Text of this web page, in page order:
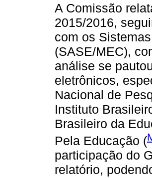
A Comissão
2015/2016,
com os
(SASE/MEC),
análise se
eletrônicos,
Nacional de
Instituto
Brasileiro da
Pela Educação (
participação do
relatório,